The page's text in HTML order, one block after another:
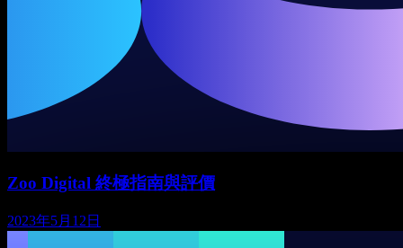
Zoo Digital 終極指南與評價
2023年5月12日